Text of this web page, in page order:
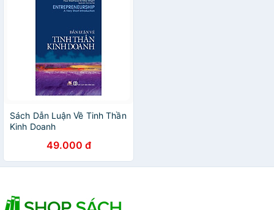
Sách Dẫn Luận Về Tinh Thần
Kinh Doanh
49.000 đ